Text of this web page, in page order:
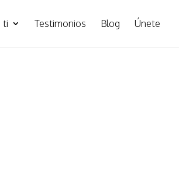
ti Testimonios Blog Únete